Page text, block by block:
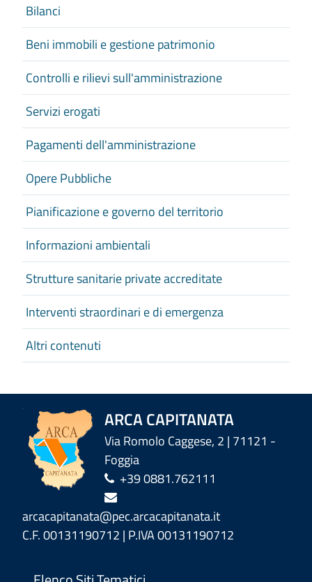
Bilanci
Beni immobili e gestione patrimonio
Controlli e rilievi sull'amministrazione
Servizi erogati
Pagamenti dell'amministrazione
Opere Pubbliche
Pianificazione e governo del territorio
Informazioni ambientali
Strutture sanitarie private accreditate
Interventi straordinari e di emergenza
Altri contenuti
ARCA CAPITANATA
Via Romolo Caggese, 2 | 71121 -
Foggia
+39 0881.762111
arcacapitanata@pec.arcacapitanata.it
C.F. 00131190712 | P.IVA 00131190712